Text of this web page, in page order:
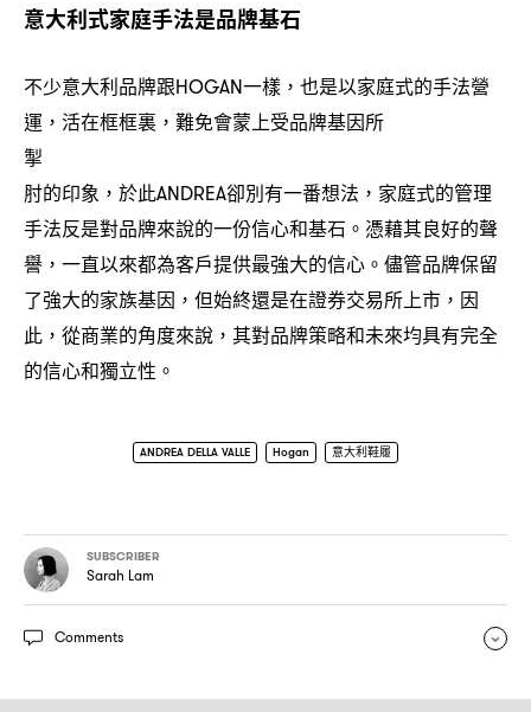
意大利式家庭手法是品牌基石
不少意大利品牌跟HOGAN一樣 ， 也是以家庭式的手法營
運 ， 活在框框裏 ， 難免會蒙上受品牌基因所
掣
肘的印象 ， 於此ANDREA卻別有一番想法 ， 家庭式的管理
手法反是對品牌來說的一份信心和基石。憑藉其良好的聲
譽 ， 一直以來都為客戶提供最強大的信心。儘管品牌保留
了強大的家族基因 ， 但始終還是在證券交易所上市 ， 因
此 ， 從商業的角度來說 ， 其對品牌策略和未來均具有完全
的信心和獨立性。
ANDREA DELLA VALLE Hogan 意大利鞋履
SUBSCRIBER
Sarah Lam
Comments